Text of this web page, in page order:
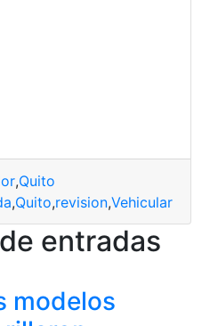
,Quito
,Quito,revision,Vehicular
entradas
modelos